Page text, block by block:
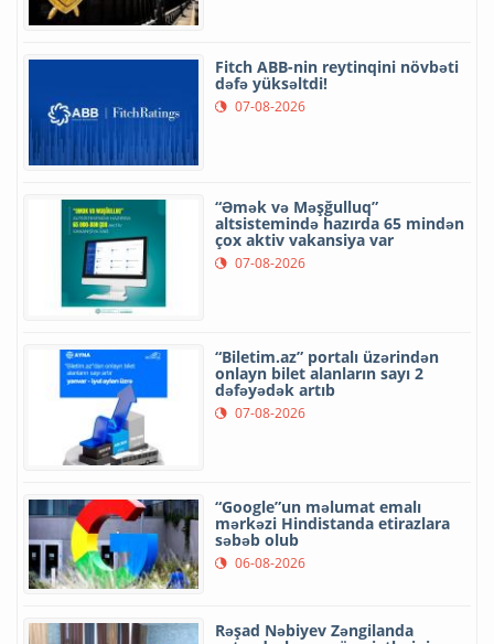
Fitch ABB-nin reytinqini növbəti
dəfə yüksəltdi!
07-08-2026
“Əmək və Məşğulluq”
altsistemində hazırda 65 mindən
çox aktiv vakansiya var
07-08-2026
“Biletim.az” portalı üzərindən
onlayn bilet alanların sayı 2
dəfəyədək artıb
07-08-2026
“Google”un məlumat emalı
mərkəzi Hindistanda etirazlara
səbəb olub
06-08-2026
Rəşad Nəbiyev Zəngilanda